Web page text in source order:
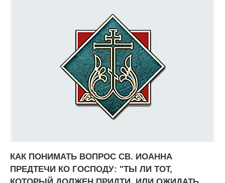
КАК ПОНИМАТЬ ВОПРОС СВ. ИОАННА
ПРЕДТЕЧИ КО ГОСПОДУ: "ТЫ ЛИ ТОТ,